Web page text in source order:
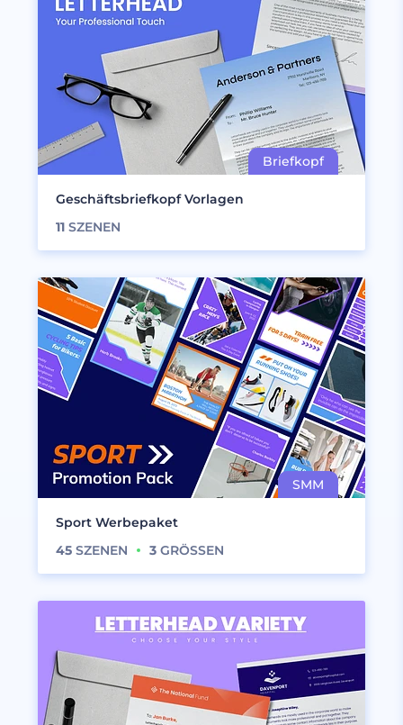
Geschäftsbriefkopf Vorlagen
11 SZENEN
Sport Werbepaket
45 SZENEN 3 GRÖSSEN